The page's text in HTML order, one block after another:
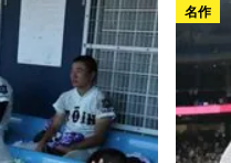
名作